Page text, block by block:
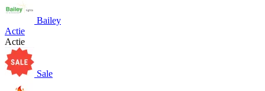
Bailey
Actie
Actie
Sale